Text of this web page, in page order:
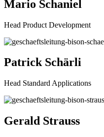
Mario Schaniel
Head Product Development
Patrick Schärli
Head Standard Applications
Gerald Strauss